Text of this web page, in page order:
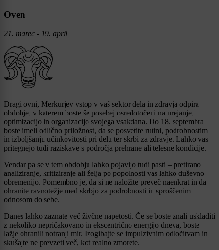
Oven
21. marec - 19. april
Dragi ovni, Merkurjev vstop v vaš sektor dela in zdravja odpira
obdobje, v katerem boste še posebej osredotočeni na urejanje,
optimizacijo in organizacijo svojega vsakdana. Do 18. septembra
boste imeli odlično priložnost, da se posvetite rutini, podrobnostim
in izboljšanju učinkovitosti pri delu ter skrbi za zdravje. Lahko vas
pritegnejo tudi raziskave s področja prehrane ali telesne kondicije.
Vendar pa se v tem obdobju lahko pojavijo tudi pasti – pretirano
analiziranje, kritiziranje ali želja po popolnosti vas lahko duševno
obremenijo. Pomembno je, da si ne naložite preveč naenkrat in da
ohranite ravnotežje med skrbjo za podrobnosti in sproščenim
odnosom do sebe.
Danes lahko zaznate več živčne napetosti. Če se boste znali uskladiti
z nekoliko nepričakovano in ekscentrično energijo dneva, boste
lažje ohranili notranji mir. Izogibajte se impulzivnim odločitvam in
skušajte ne prevzeti več, kot realno zmorete.